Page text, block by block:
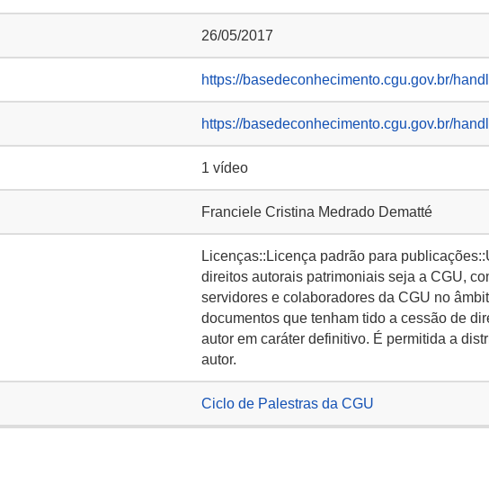
26/05/2017
https://basedeconhecimento.cgu.gov.br/
https://basedeconhecimento.cgu.gov.br/
1 vídeo
Franciele Cristina Medrado Dematté
Licenças::Licença padrão para
direitos autorais patrimoniais seja a CGU,
servidores e colaboradores da CGU no
documentos que tenham tido a cessão de
autor em caráter definitivo. É permitida a
autor.
Ciclo de Palestras da CGU